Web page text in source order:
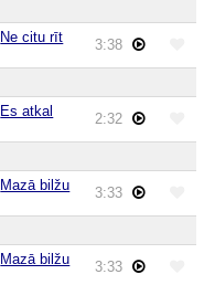
Ne citu rīt 3:38
Es atkal
2:32
Mazā bilžu
3:33
Mazā bilžu
3:33